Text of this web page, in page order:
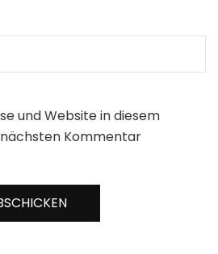
und Website in diesem
Kommentar